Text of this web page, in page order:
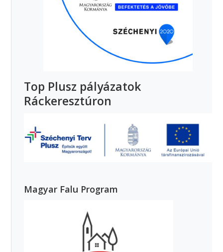
Top Plusz pályázatok
Ráckeresztúron
Magyar Falu Program